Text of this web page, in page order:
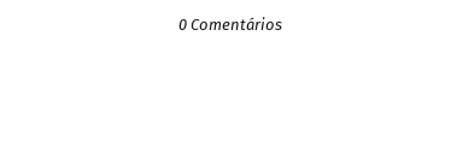
0 Comentários